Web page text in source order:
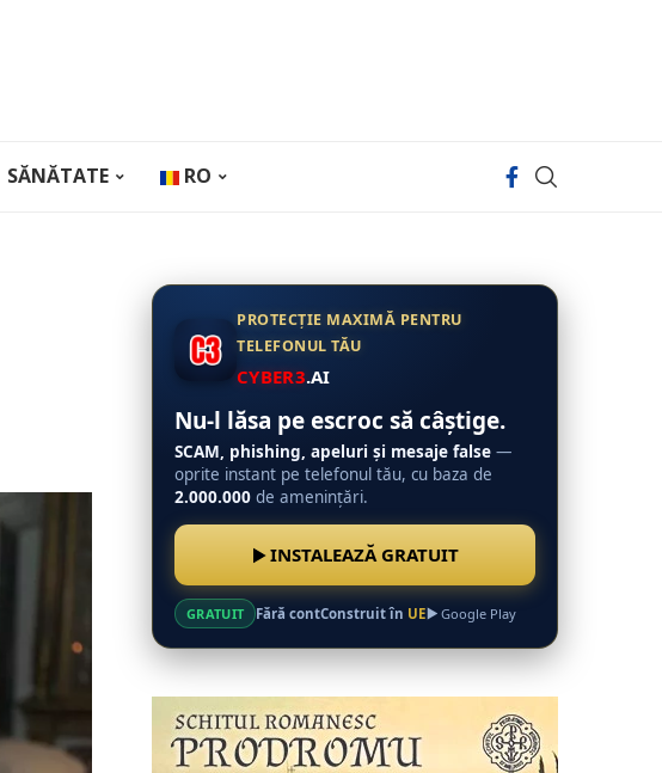
SĂNĂTATE RO
PROTECȚIE MAXIMĂ PENTRU
TELEFONUL TĂU
CYBER3.AI
Nu-l lăsa pe escroc să câștige.
SCAM, phishing, apeluri și mesaje false —
oprite instant pe telefonul tău, cu baza de
2.000.000 de amenințări.
INSTALEAZĂ GRATUIT
GRATUIT Fără contConstruit în UE Google Play